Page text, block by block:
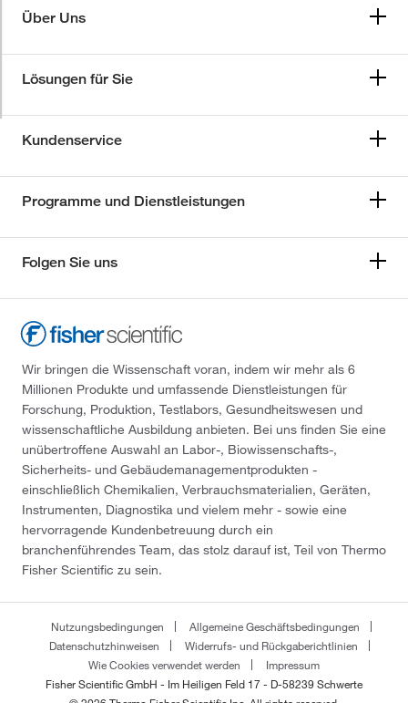
Über Uns
Lösungen für Sie
Kundenservice
Programme und Dienstleistungen
Folgen Sie uns
Wir bringen die Wissenschaft voran, indem wir mehr als 6
Millionen Produkte und umfassende Dienstleistungen für
Forschung, Produktion, Testlabors, Gesundheitswesen und
wissenschaftliche Ausbildung anbieten. Bei uns finden Sie eine
unübertroffene Auswahl an Labor-, Biowissenschafts-,
Sicherheits- und Gebäudemanagementprodukten -
einschließlich Chemikalien, Verbrauchsmaterialien, Geräten,
Instrumenten, Diagnostika und vielem mehr - sowie eine
hervorragende Kundenbetreuung durch ein
branchenführendes Team, das stolz darauf ist, Teil von Thermo
Fisher Scientific zu sein.
Nutzungsbedingungen
Allgemeine Geschäftsbedingungen
Datenschutzhinweisen
Widerrufs- und Rückgaberichtlinien
Wie Cookies verwendet werden
Impressum
Fisher Scientific GmbH - Im Heiligen Feld 17 - D-58239 Schwerte